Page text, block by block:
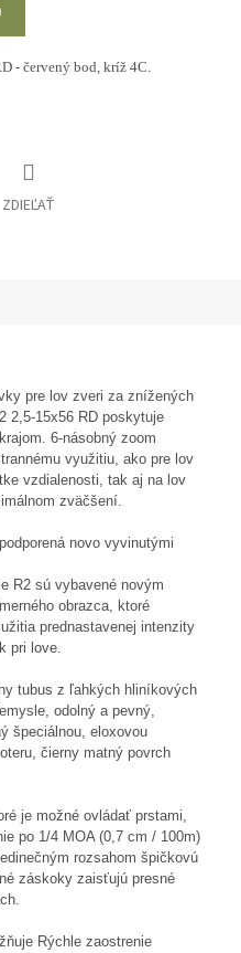
- červený bod, kríž 4C.
ZDIEĽAŤ
pre lov zveri za znížených
2,5-15x56 RD poskytuje
6-násobný zoom
využitiu, ako pre lov
vzdialenosti, tak aj na lov
zväčšení.
novo vyvinutými
R2 sú vybavené novým
obrazca, ktoré
prednastavenej intenzity
pri love.
tubus z ľahkých hliníkových
odolný a pevný,
špeciálnou, eloxovou
čierny matný povrch
je možné ovládať prstami,
po 1/4 MOA (0,7 cm / 100m)
rozsahom špičkovú
záskoky zaisťujú presné
Rýchle zaostrenie